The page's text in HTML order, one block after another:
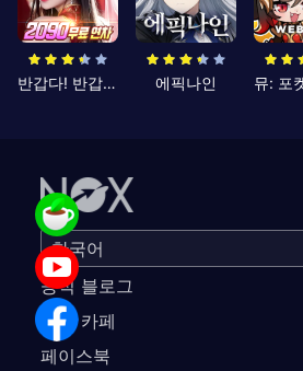
반갑다! 반갑삼국지 에픽나인
공식 블로그
공식 카페
페이스북